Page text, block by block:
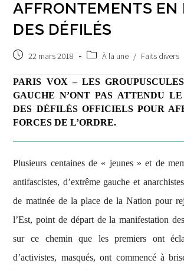
AFFRONTEMENTS EN
DES DÉFILÉS
Post22 mars 2018
PostÀ la une / Faits divers
PARIS VOX – LES
GAUCHE N’ONT PAS ATTENDU
DES DÉFILÉS OFFICIELS POUR
FORCES DE L’ORDRE.
Plusieurs centaines de « jeunes » et de
antifascistes, d’extrême gauche et
de matinée de la place de la Nation pour
l’Est, point de départ de la manifestation
sur ce chemin que les premiers ont
d’activistes, masqués, ont commencé à